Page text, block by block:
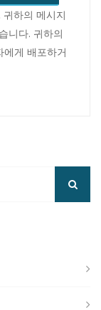
하의 메시지
니다. 귀하의
게 배포하거